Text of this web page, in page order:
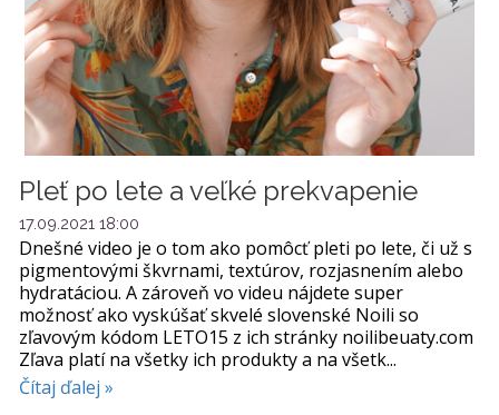
Pleť po lete a veľké prekvapenie
17.09.2021 18:00
Dnešné video je o tom ako pomôcť pleti po lete, či už s
pigmentovými škvrnami, textúrov, rozjasnením alebo
hydratáciou. A zároveň vo videu nájdete super
možnosť ako vyskúšať skvelé slovenské Noili so
zľavovým kódom LETO15 z ich stránky noilibeuaty.com
Zľava platí na všetky ich produkty a na všetk...
Čítaj ďalej »